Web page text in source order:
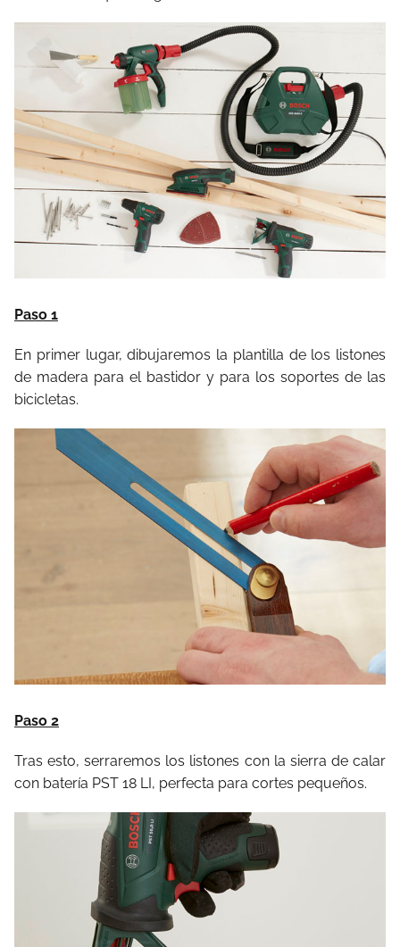
Paso 1
En primer lugar, dibujaremos la plantilla de los listones
de madera para el bastidor y para los soportes de las
bicicletas.
Paso 2
Tras esto, serraremos los listones con la sierra de calar
con batería PST 18 LI, perfecta para cortes pequeños.